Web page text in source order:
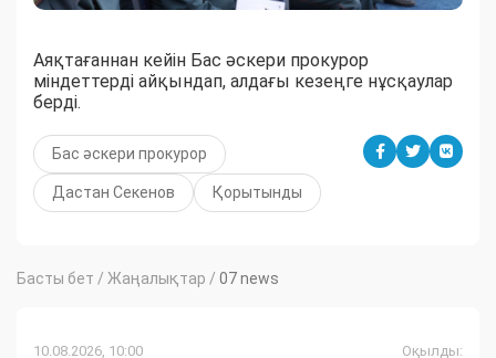
Аяқтағаннан кейін Бас әскери прокурор
міндеттерді айқындап, алдағы кезеңге нұсқаулар
берді.
Бас әскери прокурор
Дастан Секенов Қорытынды
Басты бет / Жаңалықтар / 07 news
10.08.2026, 10:00 Оқылды: